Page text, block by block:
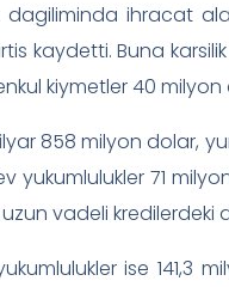
dagiliminda ihracat
kaydetti. Buna
kiymetler 40
858 milyon dolar,
71
vadeli kredilerdeki
ise 141,3